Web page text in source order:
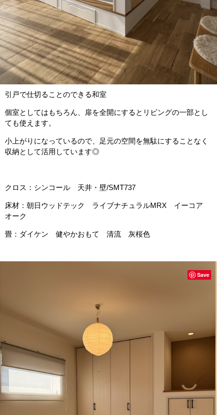
引戸で仕切ることのできる和室
個室としてはもちろん、扉を全開にするとリビングの一部とし
ても使えます。
小上がりになっているので、足元の空間を無駄にすることなく
収納として活用しています◎
クロス：シンコール 天井・壁/SMT737
床材：朝日ウッドテック ライブナチュラルMRX イーコア
オーク
畳：ダイケン 健やかおもて 清流 灰桜色
Save